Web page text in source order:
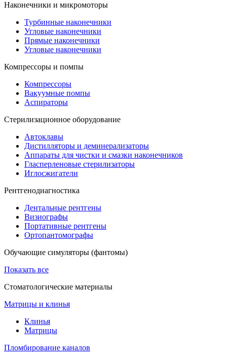
Наконечники и микромоторы
Турбинные наконечники
Угловые наконечники
Прямые наконечники
Угловые наконечники
Компрессоры и помпы
Компрессоры
Вакуумные помпы
Аспираторы
Стерилизационное оборудование
Автоклавы
Дистилляторы и деминерализаторы
Аппараты для чистки и смазки наконечников
Гласперленовые стерилизаторы
Иглосжигатели
Рентгенодиагностика
Дентальные рентгены
Визиографы
Портативные рентгены
Ортопантомографы
Обучающие симуляторы (фантомы)
Показать все
Стоматологические материалы
Матрицы и клинья
Клинья
Матрицы
Пломбирование каналов